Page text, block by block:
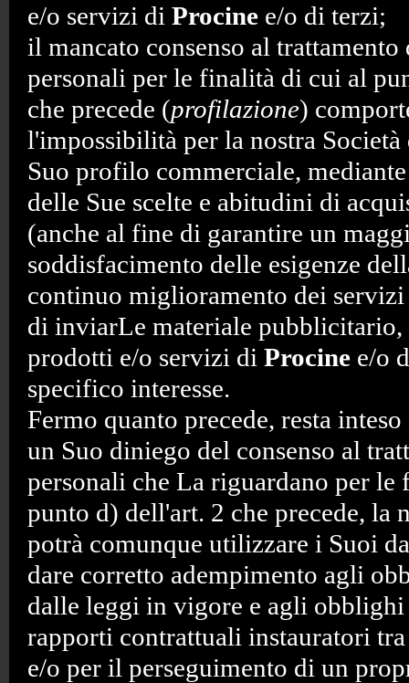
e/o servizi di Procine e/o di terzi;
il mancato consenso al
personali per le finalità di cui al
che precede (profilazione)
l'impossibilità per la nostra
Suo profilo commerciale,
delle Sue scelte e abitudini di
(anche al fine di garantire un
soddisfacimento delle esigenze
continuo miglioramento dei
di inviarLe materiale pubblicitario,
prodotti e/o servizi di Procine e/o
specifico interesse.
Fermo quanto precede, resta
un Suo diniego del consenso al
personali che La riguardano per
punto d) dell'art. 2 che precede, la
potrà comunque utilizzare i Suoi
dare corretto adempimento agli
dalle leggi in vigore e agli
rapporti contrattuali instauratori
e/o per il perseguimento di un